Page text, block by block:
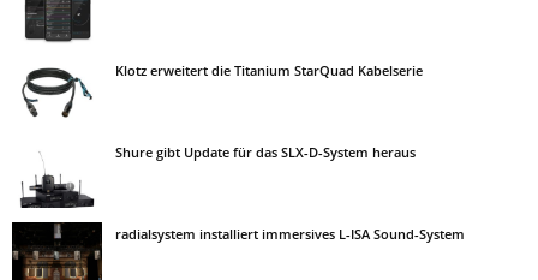
Klotz erweitert die Titanium StarQuad Kabelserie
Shure gibt Update für das SLX-D-System heraus
radialsystem installiert immersives L-ISA Sound-System